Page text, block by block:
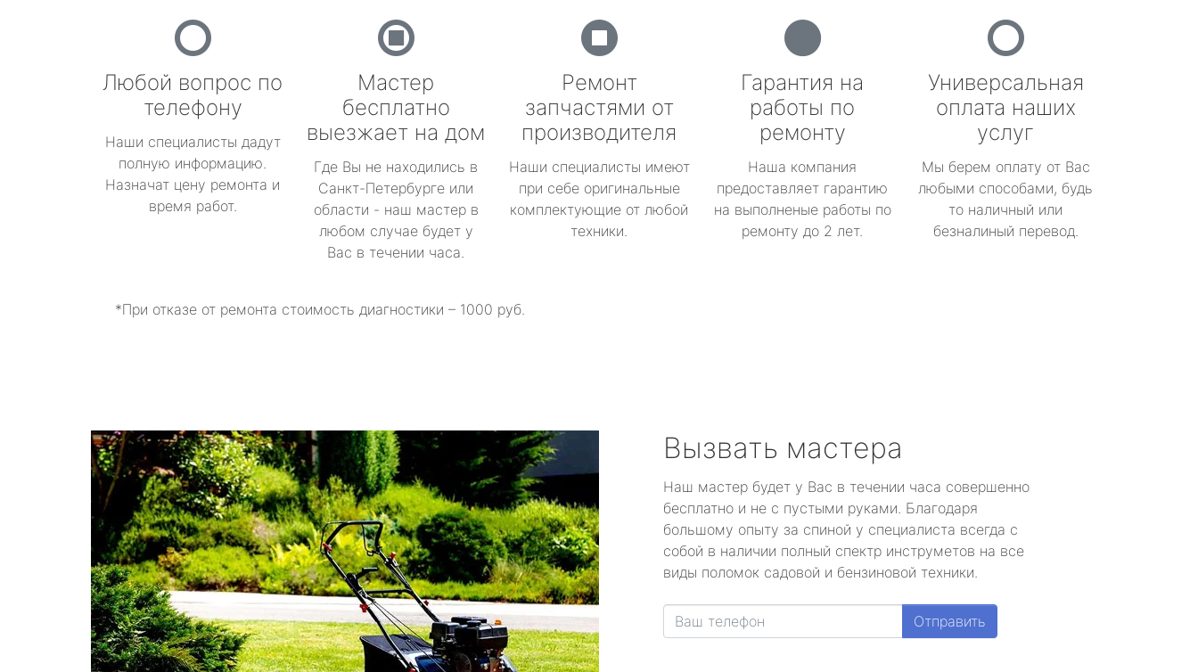
Любой вопрос по
телефону
Наши специалисты дадут
полную информацию.
Назначат цену ремонта и
время работ.
Мастер
бесплатно
выезжает на дом
Где Вы не находились в
Санкт-Петербурге или
области - наш мастер в
любом случае будет у
Вас в течении часа.
Ремонт
запчастями от
производителя
Наши специалисты имеют
при себе оригинальные
комплектующие от любой
техники.
Гарантия на
работы по
ремонту
Наша компания
предоставляет гарантию
на выполненые работы по
ремонту до 2 лет.
Универсальная
оплата наших
услуг
Мы берем оплату от Вас
любыми способами, будь
то наличный или
безналиный перевод.
*При отказе от ремонта стоимость диагностики – 1000 руб.
Вызвать мастера
Наш мастер будет у Вас в течении часа совершенно
бесплатно и не с пустыми руками. Благодаря
большому опыту за спиной у специалиста всегда с
собой в наличии полный спектр инструметов на все
виды поломок садовой и бензиновой техники.
Отправить